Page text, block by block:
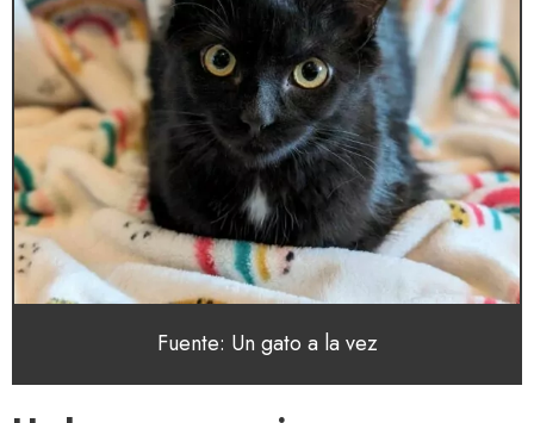
Fuente: Un gato a la vez